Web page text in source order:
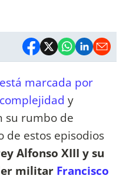
marcada por
y
su rumbo de
de estos episodios
Alfonso XIII y su
militar Francisco